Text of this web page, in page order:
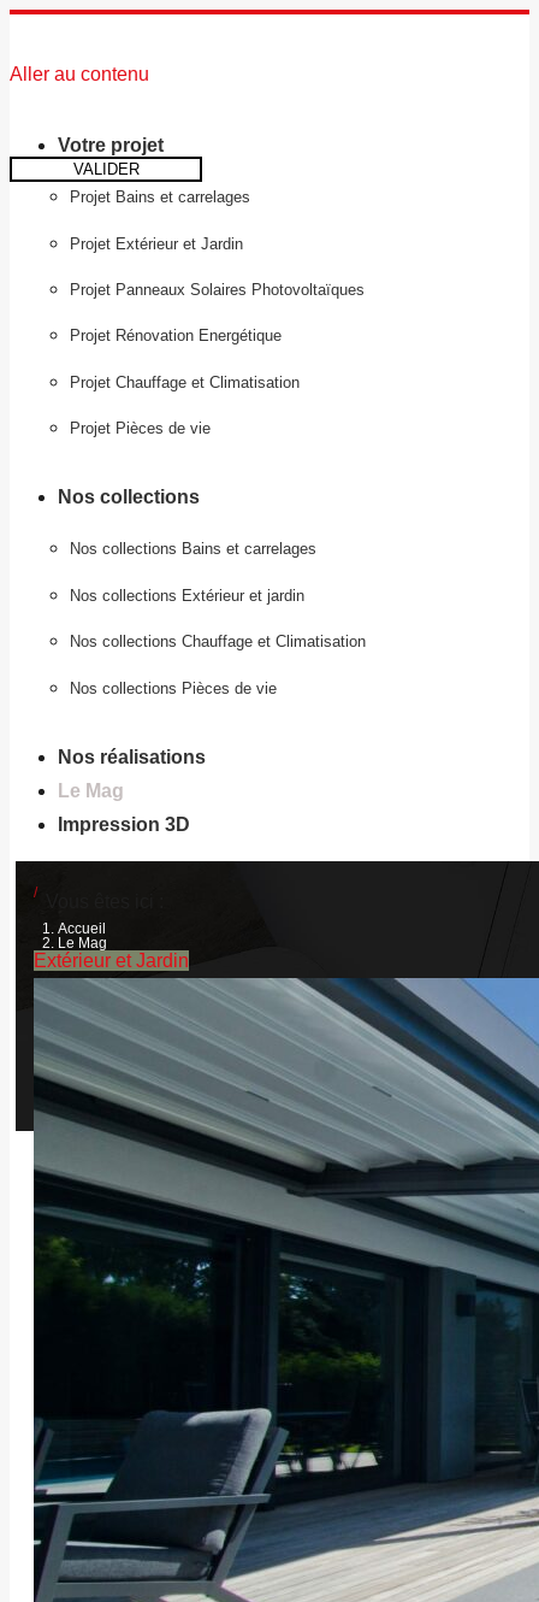
Aller au contenu
Votre projet
Projet Bains et carrelages
Projet Extérieur et Jardin
Projet Panneaux Solaires Photovoltaïques
Projet Rénovation Energétique
Projet Chauffage et Climatisation
Projet Pièces de vie
Nos collections
Nos collections Bains et carrelages
Nos collections Extérieur et jardin
Nos collections Chauffage et Climatisation
Nos collections Pièces de vie
Nos réalisations
Le Mag
Impression 3D
Accueil
Le Mag
Extérieur et Jardin
VALIDER